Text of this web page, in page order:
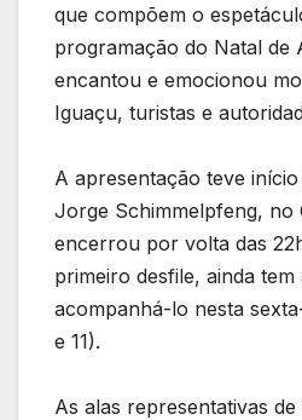
que compõem o
programação do Natal de
encantou e emocionou
Iguaçu, turistas e
A apresentação teve
Jorge Schimmelpfeng, no
encerrou por volta das
primeiro desfile, ainda
acompanhá-lo nesta
e 11).
As alas representativas